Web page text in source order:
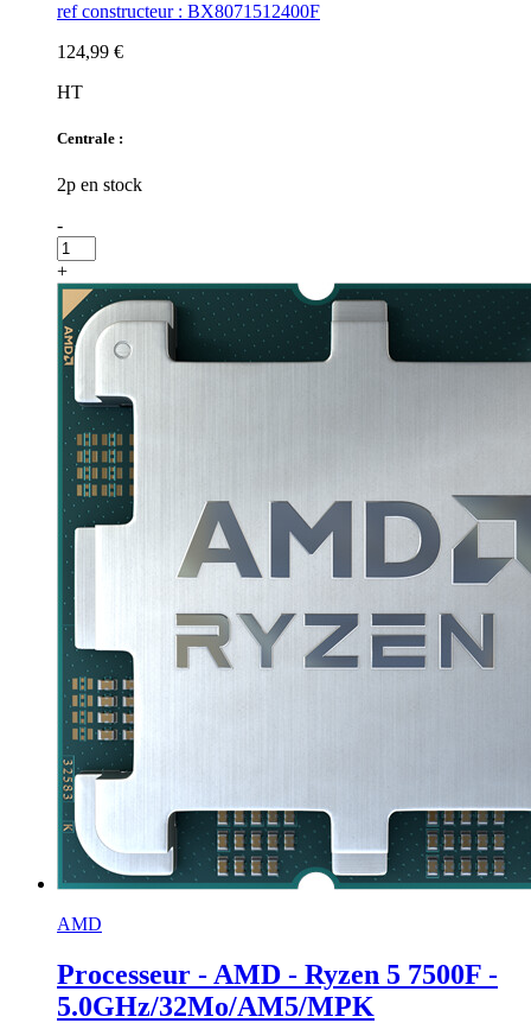
ref constructeur : BX8071512400F
124,99 €
HT
Centrale :
2p en stock
-
+
AMD
Processeur - AMD - Ryzen 5 7500F -
5.0GHz/32Mo/AM5/MPK